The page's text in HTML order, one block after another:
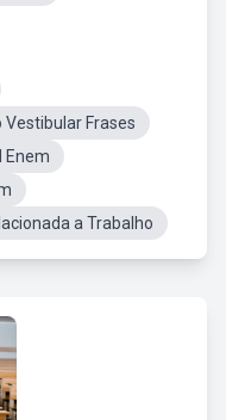
Vestibular Frases
Enem
a Trabalho